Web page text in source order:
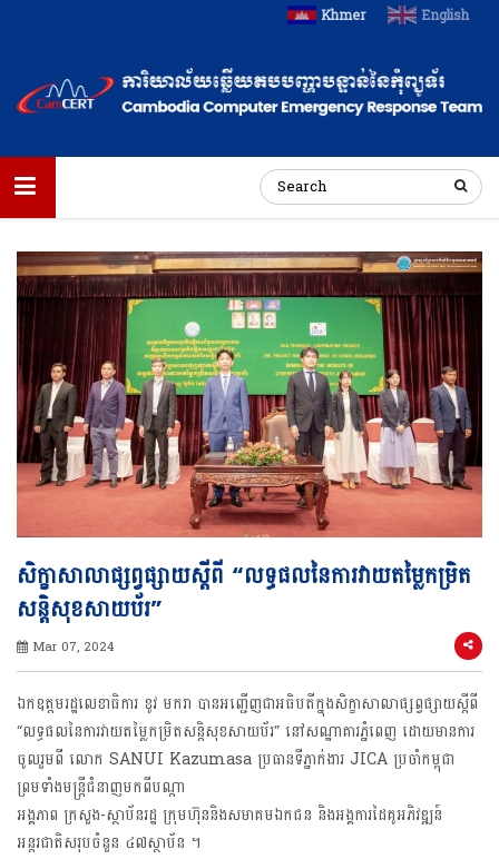
Khmer English
សិក្ខាសាលាផ្សព្វផ្សាយស្ដីពី “លទ្ធផលនៃការវាយតម្លៃកម្រិត
សន្តិសុខសាយប័រ”
Mar 07, 2024
ឯកឧត្តមរដ្ឋលេខាធិការ ខូវ មករា បានអញ្ជើញជាអធិបតីក្នុងសិក្ខាសាលាផ្សព្វផ្សាយស្ដីពី
“លទ្ធផលនៃការវាយតម្លៃកម្រិតសន្តិសុខសាយប័រ” នៅសណ្ឋាគារភ្នំពេញ ដោយមានការ
ចូលរួមពី លោក SANUI Kazumasa ប្រធានទីភ្នាក់ងារ JICA ប្រចាំកម្ពុជា
ព្រមទាំងមន្ត្រីជំនាញមកពីបណ្តា
អង្គភាព ក្រសួង-ស្ថាប័នរដ្ឋ ក្រុមហ៊ុននិងសមាគមឯកជន និងអង្គការដៃគូអភិវឌ្ឍន៍
អន្តរជាតិសរុបចំនួន ៤៧ស្ថាប័ន ។